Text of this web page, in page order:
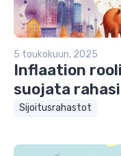
5 toukokuun, 2025
Inflaation
suojata rahasi
Sijoitusrahastot